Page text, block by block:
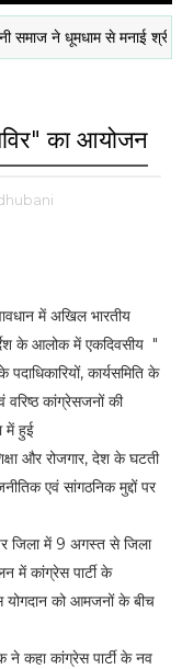
ने धूमधाम से मनाई श्री कमला
का आयोजन
में अखिल भारतीय
के आलोक में एकदिवसीय "
कार्यसमिति के
वरिष्ठ कांग्रेसजनों की
में हुई
और रोजगार, देश के घटती
एवं सांगठनिक मुद्दों पर
जिला में 9 अगस्त से जिला
में कांग्रेस पार्टी के
योगदान को आमजनों के बीच
ने कहा कांग्रेस पार्टी के नव